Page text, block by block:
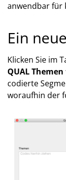
anwendbar für
Ein
Klicken Sie im
QUAL
codierte
woraufhin der